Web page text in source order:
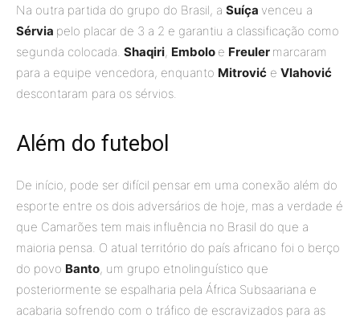
Na outra partida do grupo do Brasil, a Suíça venceu a
Sérvia pelo placar de 3 a 2 e garantiu a classificação como
segunda colocada. Shaqiri, Embolo e Freuler marcaram
para a equipe vencedora, enquanto Mitrović e Vlahović
descontaram para os sérvios.
Além do futebol
De início, pode ser difícil pensar em uma conexão além do
esporte entre os dois adversários de hoje, mas a verdade é
que Camarões tem mais influência no Brasil do que a
maioria pensa. O atual território do país africano foi o berço
do povo Banto, um grupo etnolinguístico que
posteriormente se espalharia pela África Subsaariana e
acabaria sofrendo com o tráfico de escravizados para as